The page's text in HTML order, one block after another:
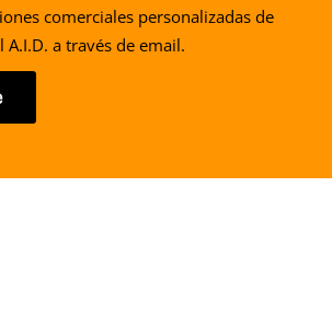
comerciales personalizadas de
A.I.D. a través de email.